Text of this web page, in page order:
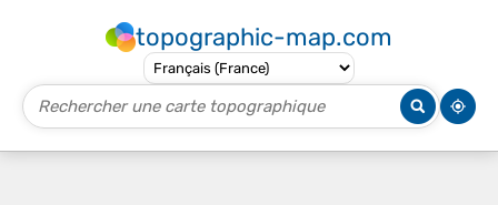
topographic-map.com